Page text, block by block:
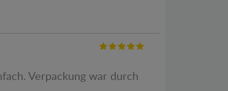
Verpackung war durch